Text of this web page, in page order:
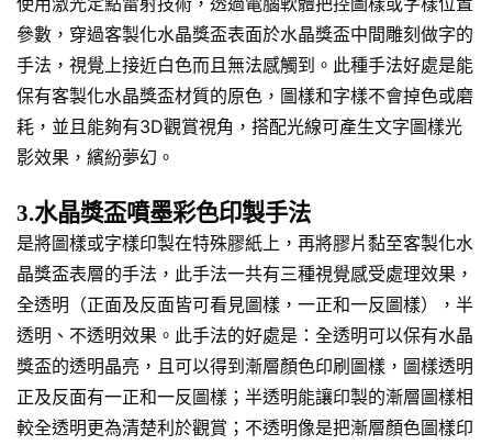
參數，穿過客製化水晶獎盃表面於水晶獎盃中間雕刻做字的
手法，視覺上接近白色而且無法感觸到。此種手法好處是能
保有客製化水晶獎盃材質的原色，圖樣和字樣不會掉色或磨
耗，並且能夠有3D觀賞視角，搭配光線可產生文字圖樣光
影效果，繽紛夢幻。
3.水晶獎盃噴墨彩色印製手法
是將圖樣或字樣印製在特殊膠紙上，再將膠片黏至客製化水
晶獎盃表層的手法，此手法一共有三種視覺感受處理效果，
全透明（正面及反面皆可看見圖樣，一正和一反圖樣），半
透明、不透明效果。此手法的好處是：全透明可以保有水晶
獎盃的透明晶亮，且可以得到漸層顏色印刷圖樣，圖樣透明
正及反面有一正和一反圖樣；半透明能讓印製的漸層圖樣相
較全透明更為清楚利於觀賞；不透明像是把漸層顏色圖樣印